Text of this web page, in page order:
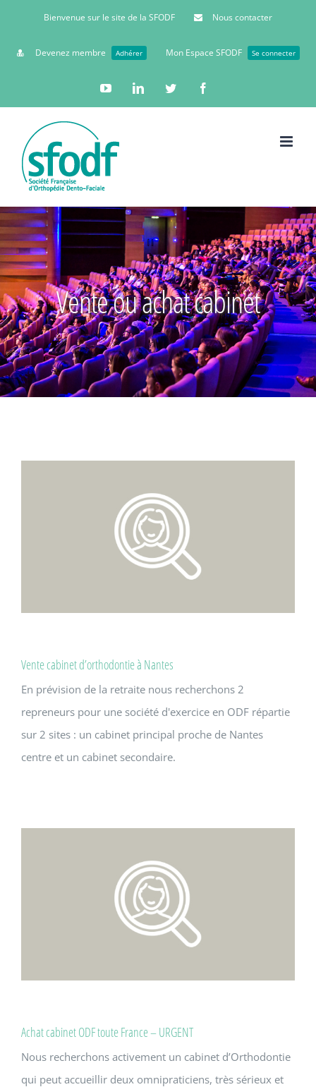
Bienvenue sur le site de la SFODF Nous contacter
Devenez membre Adhérer Mon Espace SFODF Se connecter
YouTubeLinkedinTwitter
Vente ou achat cabinet
Vente cabinet d’orthodontie à Nantes
En prévision de la retraite nous recherchons 2
repreneurs pour une société d'exercice en ODF répartie
sur 2 sites : un cabinet principal proche de Nantes
centre et un cabinet secondaire.
Achat cabinet ODF toute France – URGENT
Nous recherchons activement un cabinet d’Orthodontie
qui peut accueillir deux omnipraticiens, très sérieux et